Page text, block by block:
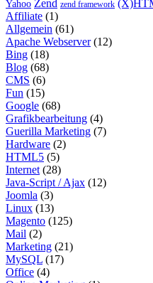
Yahoo Zend zend framework
Affiliate (1)
Allgemein (61)
Apache Webserver(12)
Bing (18)
Blog (68)
CMS (6)
Fun (15)
Google (68)
Grafikbearbeitung (4)
Guerilla Marketing (7)
Hardware (2)
HTML5 (5)
Internet (28)
Java-Script / Ajax (12)
Joomla (3)
Linux (13)
Magento (125)
Mail (2)
Marketing (21)
MySQL (17)
Office (4)